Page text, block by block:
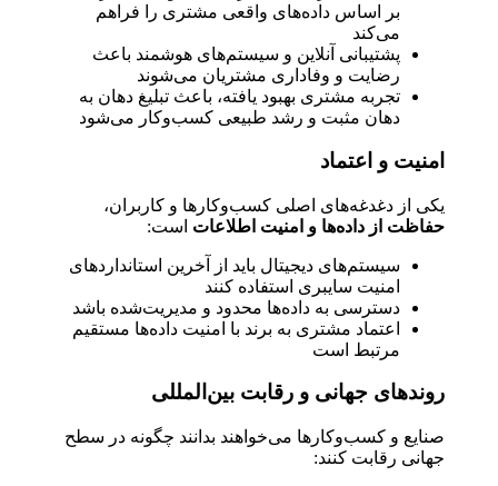
بر اساس داده‌های واقعی مشتری را فراهم
می‌کند
پشتیبانی آنلاین و سیستم‌های هوشمند باعث
رضایت و وفاداری مشتریان می‌شوند
تجربه مشتری بهبود یافته، باعث تبلیغ دهان به
دهان مثبت و رشد طبیعی کسب‌وکار می‌شود
امنیت و اعتماد
یکی از دغدغه‌های اصلی کسب‌وکارها و کاربران،
حفاظت از داده‌ها و امنیت اطلاعات است:
سیستم‌های دیجیتال باید از آخرین استانداردهای
امنیت سایبری استفاده کنند
دسترسی به داده‌ها محدود و مدیریت‌شده باشد
اعتماد مشتری به برند با امنیت داده‌ها مستقیم
مرتبط است
روندهای جهانی و رقابت بین‌المللی
صنایع و کسب‌وکارها می‌خواهند بدانند چگونه در سطح
جهانی رقابت کنند: